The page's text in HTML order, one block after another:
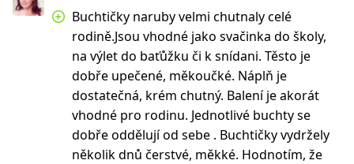
Buchtičky naruby velmi chutnaly celé
rodině.Jsou vhodné jako svačinka do školy,
na výlet do baťůžku či k snídani. Těsto je
dobře upečené, měkoučké. Náplň je
dostatečná, krém chutný. Balení je akorát
vhodné pro rodinu. Jednotlivé buchty se
dobře oddělují od sebe . Buchtičky vydržely
několik dnů čerstvé, měkké. Hodnotím, že